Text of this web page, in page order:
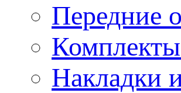
Передние
Накладки